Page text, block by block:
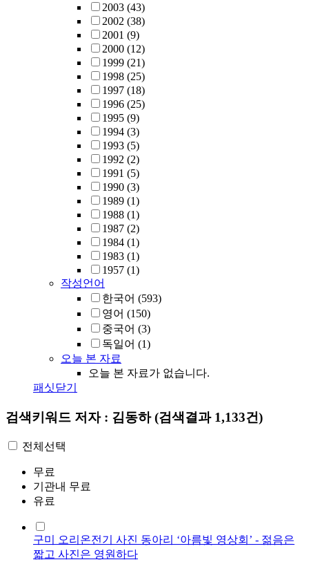
2003 (43)
2002 (38)
2001 (9)
2000 (12)
1999 (21)
1998 (25)
1997 (18)
1996 (25)
1995 (9)
1994 (3)
1993 (5)
1992 (2)
1991 (5)
1990 (3)
1989 (1)
1988 (1)
1987 (2)
1984 (1)
1983 (1)
1957 (1)
작성언어
한국어 (593)
영어 (150)
중국어 (3)
독일어 (1)
오늘 본 자료
오늘 본 자료가 없습니다.
패싯닫기
검색키워드 저자 : 김동하(검색결과 1,133건)
전체선택
무료
기관내 무료
유료
구미 오리온전기 사진 동아리 ‘아름빛 영상회’ - 젊음은
짧고 사진은 영원하다